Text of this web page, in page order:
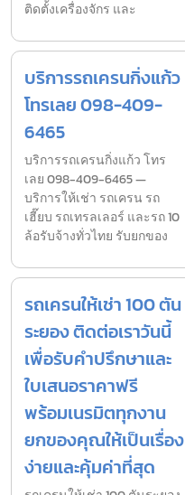
ติดตั้งเครื่องจักร และ
บริการรถเครนกิ่งแก้ว
โทรเลย 098-409-
6465
บริการรถเครนกิ่งแก้ว โทร
เลย 098-409-6465 —
บริการให้เช่า รถเครน รถ
เฮี๊ยบ รถเทรลเลอร์ และรถ 10
ล้อรับจ้างทั่วไทย รับยกของ
รถเครนให้เช่า 100 ตัน
ระยอง ติดต่อเราวันนี้
เพื่อรับคำปรึกษาและ
ใบเสนอราคาฟรี
พร้อมเนรมิตทุกงาน
ยกของคุณให้เป็นเรื่อง
ง่ายและคุ้มค่าที่สุด